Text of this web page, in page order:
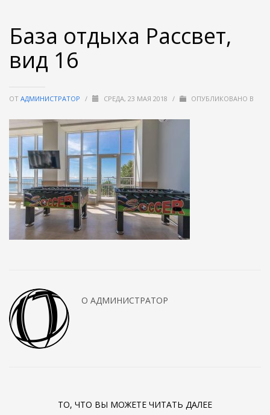
База отдыха Рассвет,
вид 16
ОТ АДМИНИСТРАТОР / СРЕДА, 23 МАЯ 2018 / ОПУБЛИКОВАНО В
О АДМИНИСТРАТОР
ТО, ЧТО ВЫ МОЖЕТЕ ЧИТАТЬ ДАЛЕЕ